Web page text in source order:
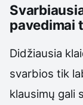
pavedimai
Didžiausia
svarbios tik
klausimų gali